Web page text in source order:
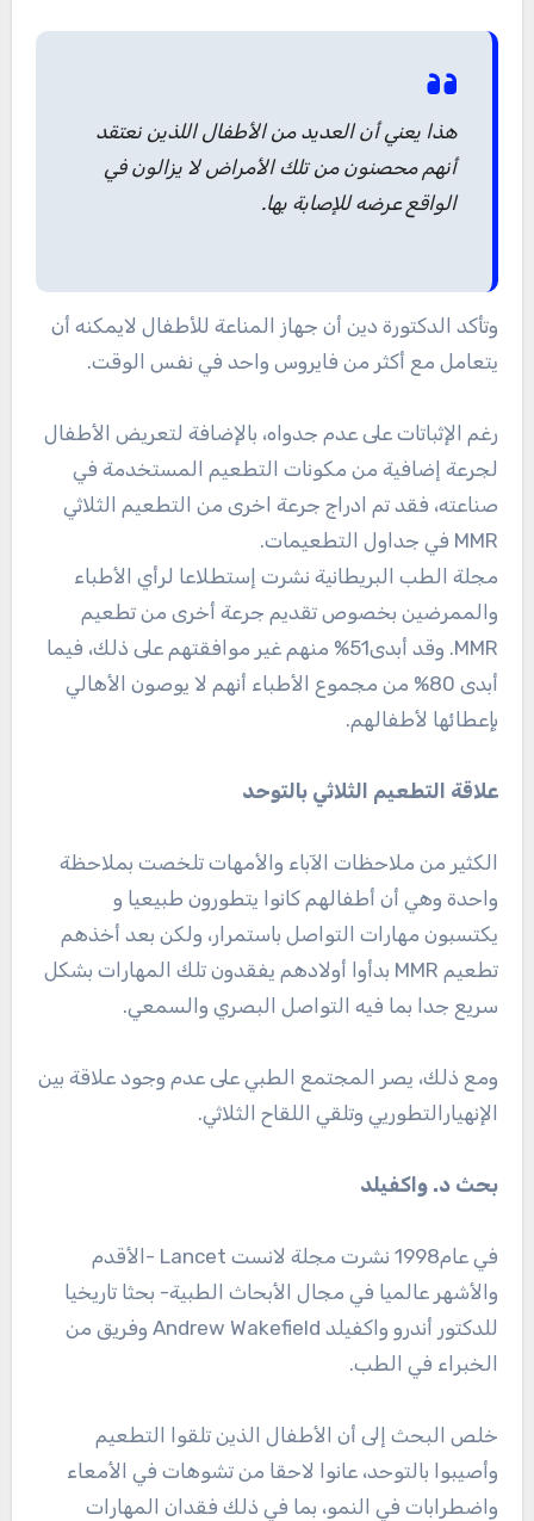
هذا يعني أن العديد من الأطفال اللذين نعتقد
أنهم محصنون من تلك الأمراض لا يزالون في
الواقع عرضه للإصابة بها.
وتأكد الدكتورة دين أن جهاز المناعة للأطفال لايمكنه أن
يتعامل مع أكثر من فايروس واحد في نفس الوقت.
رغم الإثباتات على عدم جدواه، بالإضافة لتعريض الأطفال
لجرعة إضافية من مكونات التطعيم المستخدمة في
صناعته، فقد تم ادراج جرعة اخرى من التطعيم الثلاثي
MMR في جداول التطعيمات.
مجلة الطب البريطانية نشرت إستطلاعا لرأي الأطباء
والممرضين بخصوص تقديم جرعة أخرى من تطعيم
MMR. وقد أبدى51% منهم غير موافقتهم على ذلك، فيما
أبدى 80% من مجموع الأطباء أنهم لا يوصون الأهالي
بإعطائها لأطفالهم.
علاقة التطعيم الثلاثي بالتوحد
الكثير من ملاحظات الآباء والأمهات تلخصت بملاحظة
واحدة وهي أن أطفالهم كانوا يتطورون طبيعيا و
يكتسبون مهارات التواصل باستمرار، ولكن بعد أخذهم
تطعيم MMR بدأوا أولادهم يفقدون تلك المهارات بشكل
سريع جدا بما فيه التواصل البصري والسمعي.
ومع ذلك، يصر المجتمع الطبي على عدم وجود علاقة بين
الإنهيارالتطوريي وتلقي اللقاح الثلاثي.
بحث د. واكفيلد
في عام1998 نشرت مجلة لانست Lancet -الأقدم
والأشهر عالميا في مجال الأبحاث الطبية- بحثا تاريخيا
للدكتور أندرو واكفيلد Andrew Wakefield وفريق من
الخبراء في الطب.
خلص البحث إلى أن الأطفال الذين تلقوا التطعيم
وأصيبوا بالتوحد، عانوا لاحقا من تشوهات في الأمعاء
واضطرابات في النمو، بما في ذلك فقدان المهارات